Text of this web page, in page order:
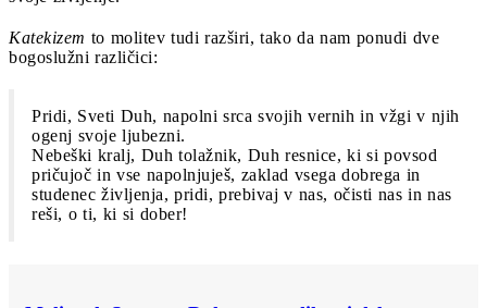
Katekizem to molitev tudi razširi, tako da nam ponudi dve
bogoslužni različici:
Pridi, Sveti Duh, napolni srca svojih vernih in vžgi v njih
ogenj svoje ljubezni.
Nebeški kralj, Duh tolažnik, Duh resnice, ki si povsod
pričujoč in vse napolnjuješ, zaklad vsega dobrega in
studenec življenja, pridi, prebivaj v nas, očisti nas in nas
reši, o ti, ki si dober!